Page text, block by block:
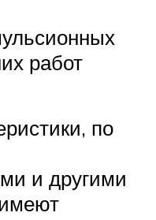
работ
по
и другими